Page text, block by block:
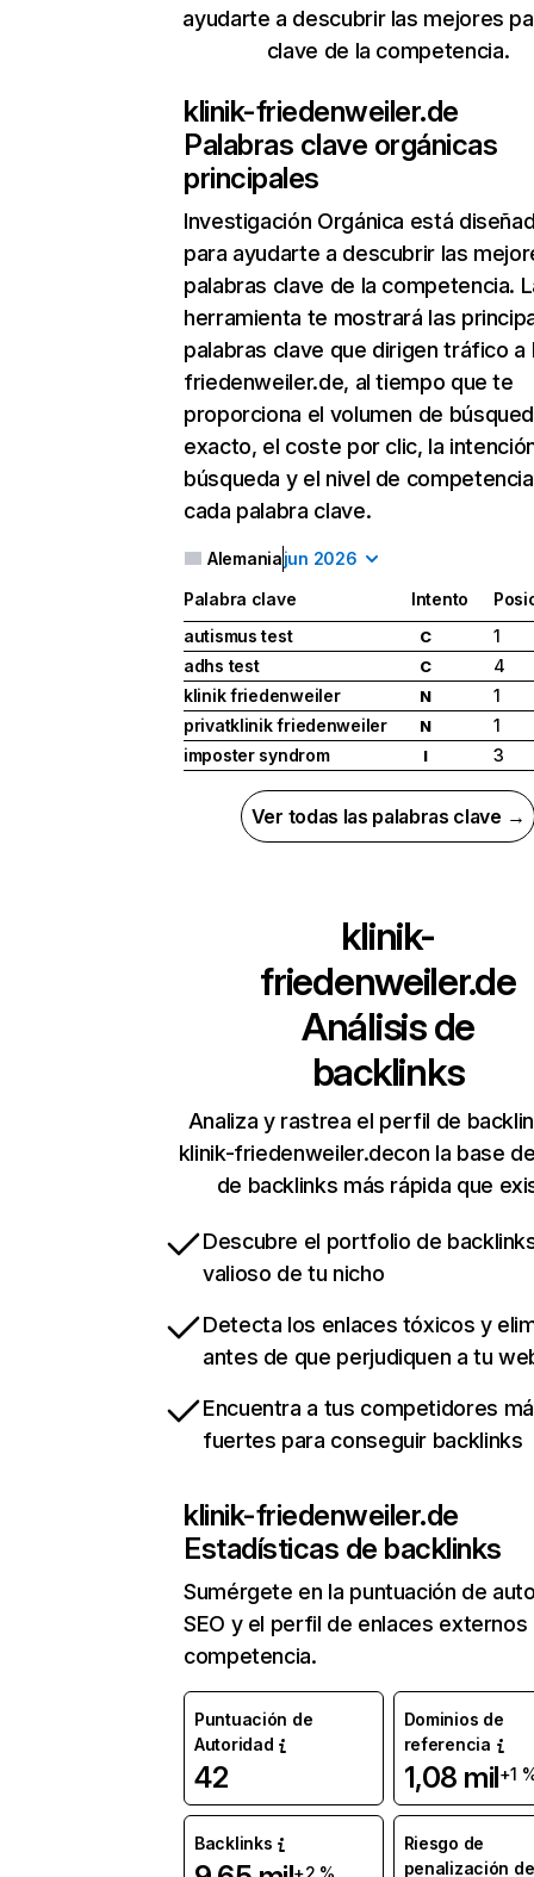
ayudarte a descubrir las mejores
clave de la competencia.
klinik-friedenweiler.de
Palabras clave orgánicas
principales
Investigación Orgánica está
para ayudarte a descubrir las
palabras clave de la competencia.
herramienta te mostrará las
palabras clave que dirigen tráfico a
friedenweiler.de, al tiempo que te
proporciona el volumen de
exacto, el coste por clic, la
búsqueda y el nivel de
cada palabra clave.
Alemaniajun 2026
Palabra clave Intento
autismus test
C
1
adhs test
C
4
klinik friedenweiler
N
1
privatklinik friedenweiler
N
1
imposter syndrom
I 3
Ver todas las palabras clave →
klinik-
friedenweiler.de
Análisis de
backlinks
Analiza y rastrea el perfil de
klinik-friedenweiler.decon la base
de backlinks más rápida que
Descubre el portfolio de
valioso de tu nicho
Detecta los enlaces tóxicos y
antes de que perjudiquen a tu
Encuentra a tus competidores
fuertes para conseguir backlinks
klinik-friedenweiler.de
Estadísticas de backlinks
Sumérgete en la puntuación de
SEO y el perfil de enlaces externos
competencia.
Puntuación de
Autoridad
42
Dominios de
referencia
1,08 mil+1
Backlinks
Riesgo de
penalización de